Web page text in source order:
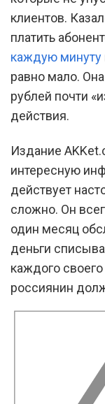
клиентов.
платить
каждую минуту
равно мало.
рублей почти
действия.
Издание
интересную
действует
сложно. Он
один месяц
деньги
каждого
россиянин